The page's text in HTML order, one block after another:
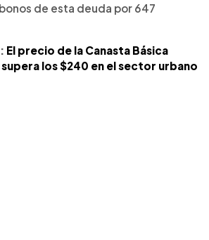
de esta deuda por 647
El precio de la Canasta Básica
supera los $240 en el sector urbano